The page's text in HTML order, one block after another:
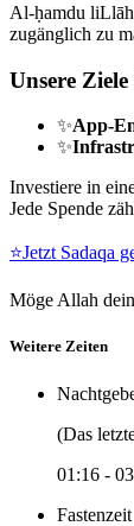
Al-ḥamdu liLlāh
zugänglich zu
Unsere
✨App-
✨
Investiere in
Jede Spende
⭐Jetzt Sadaqa
Möge Allah
Weitere Zeiten
(Das
01:16 -
Fastenzeit